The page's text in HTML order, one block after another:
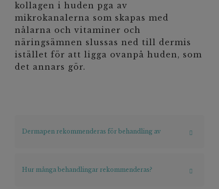
kollagen i huden pga av
mikrokanalerna som skapas med
nålarna och vitaminer och
näringsämnen slussas ned till dermis
istället för att ligga ovanpå huden, som
det annars gör.
Dermapen rekommenderas för behandling av
Hur många behandlingar rekommenderas?